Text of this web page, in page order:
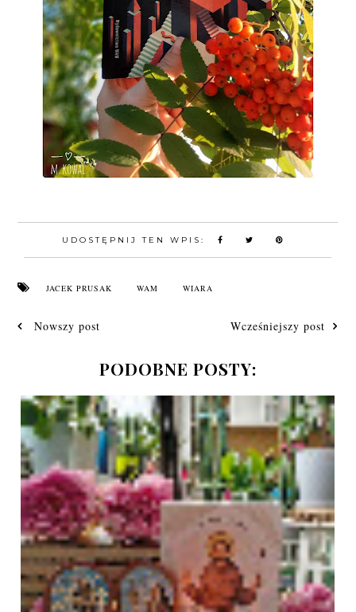
UDOSTĘPNIJ TEN WPIS:
JACEK PRUSAK WAM WIARA
Nowszy post Wcześniejszy post
PODOBNE POSTY: